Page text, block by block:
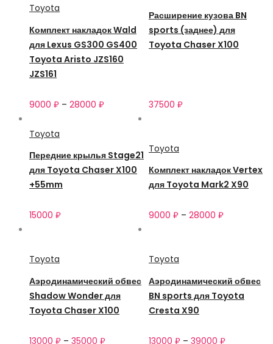
Toyota
Комплект накладок Wald
для Lexus GS300 GS400
Toyota Aristo JZS160
JZS161
9000 ₽ – 28000 ₽
Расширение кузова BN
sports (заднее) для
Toyota Chaser X100
37500 ₽
Toyota
Передние крылья Stage21
для Toyota Chaser X100
+55mm
15000 ₽
Toyota
Комплект накладок Vertex
для Toyota Mark2 X90
9000 ₽ – 28000 ₽
Toyota
Аэродинамический обвес
Shadow Wonder для
Toyota Chaser X100
13000 ₽ – 35000 ₽
Toyota
Аэродинамический обвес
BN sports для Toyota
Cresta X90
13000 ₽ – 39000 ₽